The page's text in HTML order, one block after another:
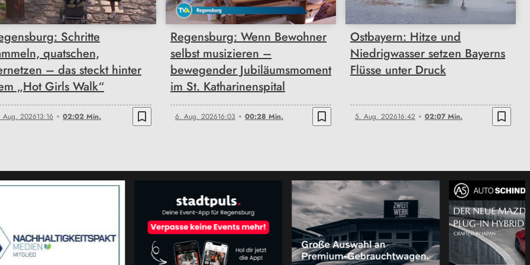
Schritte
quatschen,
– das steckt hinter
„Hot Girls Walk“
Aug. 202613:16 02:02 Min. bookmark_border
Regensburg: Wenn Bewohner
selbst musizieren –
bewegender Jubiläumsmoment
im St. Katharinenspital
6. Aug. 202616:03 00:28 Min. bookmark_border
Ostbayern: Hitze und
Niedrigwasser setzen Bayerns
Flüsse unter Druck
5. Aug. 202616:42 02:07 Min. bookmark_border